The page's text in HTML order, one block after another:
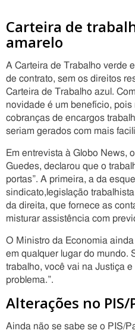
Carteira de
amarelo
A Carteira de Trabalho verde
de contrato, sem os direitos
Carteira de Trabalho azul.
novidade é um benefício,
cobranças de encargos
seriam gerados com mais
Em entrevista à Globo News,
Guedes, declarou que o
portas”. A primeira, a da
sindicato,legislação
da direita, que fornece as
misturar assistência com
O Ministro da Economia
em qualquer lugar do mundo.
trabalho, você vai na Justiça
problema.”.
Alterações no PIS/
Ainda não se sabe se o PIS/